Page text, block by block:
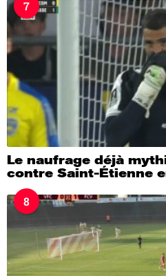
7
Le naufrage déjà
contre Saint-Étienne
8